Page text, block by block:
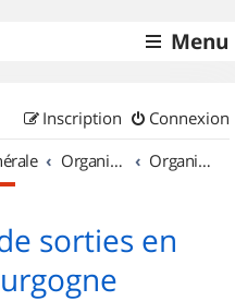
Menu
Connexion
Inscription
Organisation de sorties & Recherche de partenaires Organisation de sorties en région Bourgogne
sorties en